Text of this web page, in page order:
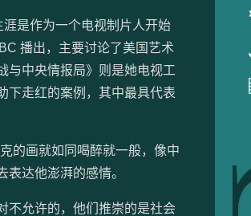
是作为一个电视制片人开始
播出，主要讨论了美国艺术
与中央情报局》则是她电视工
下走红的案例，其中最具代表
的画就如同喝醉就一般，像中
达他澎湃的感情。
不允许的，他们推崇的是社会